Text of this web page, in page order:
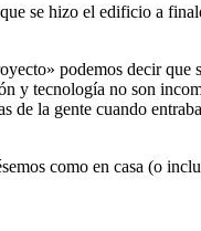
se hizo el edificio a
podemos decir
y tecnología no son
la gente cuando
como en casa (o